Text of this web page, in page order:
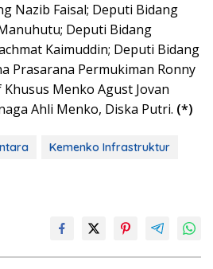
Nazib Faisal; Deputi Bidang
Deputi Bidang
Kaimuddin; Deputi Bidang
Prasarana Permukiman Ronny
Menko Agust Jovan
Ahli Menko, Diska Putri. (*)
Kemenko Infrastruktur